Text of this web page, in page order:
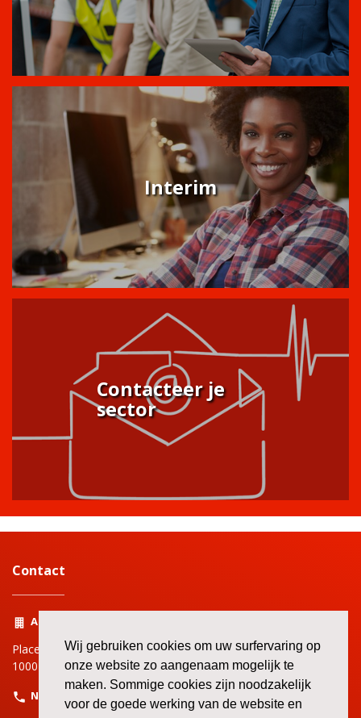
Wij gebruiken cookies om uw surfervaring op
onze website zo aangenaam mogelijk te
maken. Sommige cookies zijn noodzakelijk
voor de goede werking van de website en
Interim
Contacteer je
sector
Contact
Adres
Place Rouppe | Rouppeplein 3
1000 Bruxelles | Brussel
Nummer